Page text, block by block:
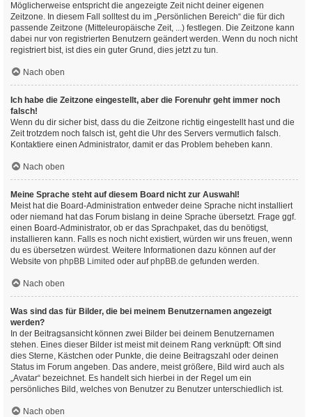
Möglicherweise entspricht die angezeigte Zeit nicht deiner eigenen
Zeitzone. In diesem Fall solltest du im „Persönlichen Bereich“ die für dich
passende Zeitzone (Mitteleuropäische Zeit, ...) festlegen. Die Zeitzone kann
dabei nur von registrierten Benutzern geändert werden. Wenn du noch nicht
registriert bist, ist dies ein guter Grund, dies jetzt zu tun.
Nach oben
Ich habe die Zeitzone eingestellt, aber die Forenuhr geht immer noch
falsch!
Wenn du dir sicher bist, dass du die Zeitzone richtig eingestellt hast und die
Zeit trotzdem noch falsch ist, geht die Uhr des Servers vermutlich falsch.
Kontaktiere einen Administrator, damit er das Problem beheben kann.
Nach oben
Meine Sprache steht auf diesem Board nicht zur Auswahl!
Meist hat die Board-Administration entweder deine Sprache nicht installiert
oder niemand hat das Forum bislang in deine Sprache übersetzt. Frage ggf.
einen Board-Administrator, ob er das Sprachpaket, das du benötigst,
installieren kann. Falls es noch nicht existiert, würden wir uns freuen, wenn
du es übersetzen würdest. Weitere Informationen dazu können auf der
Website von phpBB Limited oder aufphpBB.de gefunden werden.
Nach oben
Was sind das für Bilder, die bei meinem Benutzernamen angezeigt
werden?
In der Beitragsansicht können zwei Bilder bei deinem Benutzernamen
stehen. Eines dieser Bilder ist meist mit deinem Rang verknüpft: Oft sind
dies Sterne, Kästchen oder Punkte, die deine Beitragszahl oder deinen
Status im Forum angeben. Das andere, meist größere, Bild wird auch als
„Avatar“ bezeichnet. Es handelt sich hierbei in der Regel um ein
persönliches Bild, welches von Benutzer zu Benutzer unterschiedlich ist.
Nach oben